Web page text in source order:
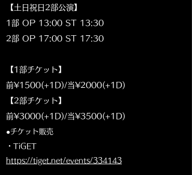
【土日祝日2部公演】
1部 OP 13:00 ST 13:30
2部 OP 17:00 ST 17:30
【1部チケット】
前¥1500(+1D)/当¥2000(+1D)
【2部チケット】
前¥3000(+1D)/当¥3500(+1D)
●チケット販売
​・TiGET
https://tiget.net/events/334143